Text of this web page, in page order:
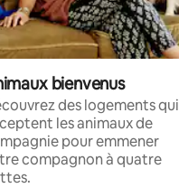
bienvenus
des logements qui
les animaux de
pour emmener
compagnon à quatre